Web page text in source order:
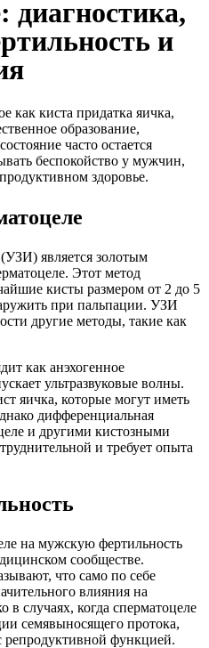
диагностика,
и
как киста придатка яичка,
образование,
часто остается
беспокойство у мужчин,
здоровье.
(УЗИ) является золотым
Этот метод
кисты размером от 2 до 5
при пальпации. УЗИ
другие методы, такие как
как анэхогенное
ультразвуковые волны.
яичка, которые могут иметь
дифференциальная
и другими кистозными
и требует опыта
на мужскую фертильность
сообществе.
что само по себе
влияния на
в случаях, когда сперматоцеле
семявыносящего протока,
репродуктивной функцией.